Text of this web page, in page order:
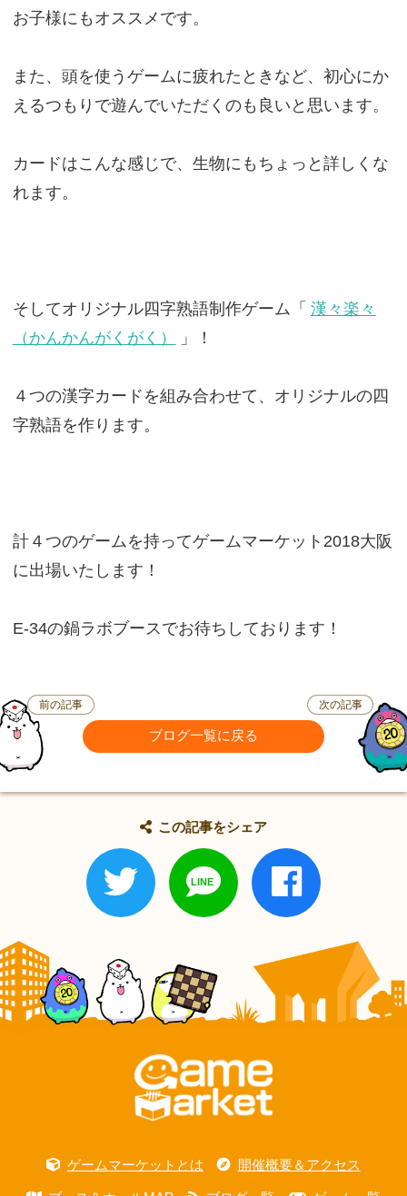
お子様にもオススメです。
また、頭を使うゲームに疲れたときなど、初心にか
えるつもりで遊んでいただくのも良いと思います。
カードはこんな感じで、生物にもちょっと詳しくな
れます。
そしてオリジナル四字熟語制作ゲーム「 漢々楽々
（かんかんがくがく）
」！
４つの漢字カードを組み合わせて、オリジナルの四
字熟語を作ります。
計４つのゲームを持ってゲームマーケット2018大阪
に出場いたします！
E-34の鍋ラボブースでお待ちしております！
前の記事
ブログ一覧に戻る
次の記事
この記事をシェア
ゲームマーケットとは 開催概要＆アクセス